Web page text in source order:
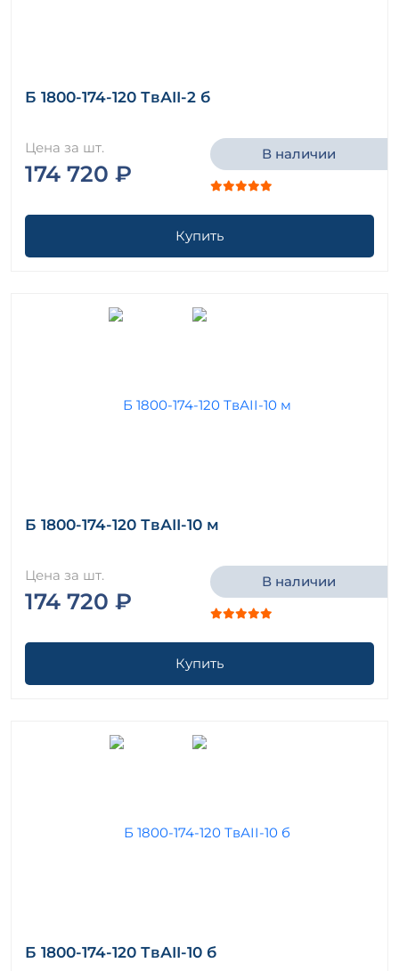
Б 1800-174-120 ТвАII-2 б
Цена за шт.
174 720 ₽
В наличии
Купить
Б 1800-174-120 ТвАII-10 м
Цена за шт.
174 720 ₽
В наличии
Купить
Б 1800-174-120 ТвАII-10 б